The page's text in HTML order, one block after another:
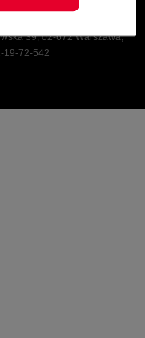
39, 02-672 Warszawa,
19-72-542